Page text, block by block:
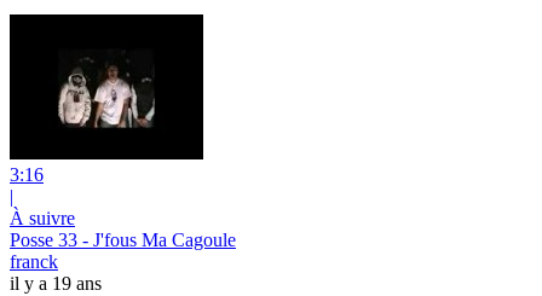
3:16
|
À suivre
Posse 33 - J'fous Ma Cagoule
franck
il y a 19 ans